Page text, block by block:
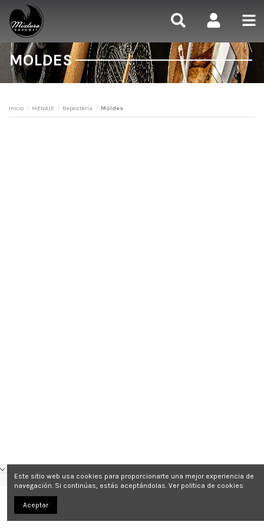
MOLDES
Inicio MENAJE Repostería Moldes
Este sitio web usa cookies para proporcionarte una mejor experiencia de
navegación. Si continúas, estás aceptándolas. Ver politica de cookies
Aceptar